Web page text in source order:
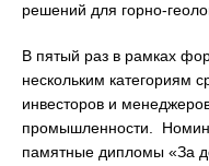
решений для горно-
В пятый раз в рамках
нескольким категориям
инвесторов и
промышленности.
памятные дипломы «За